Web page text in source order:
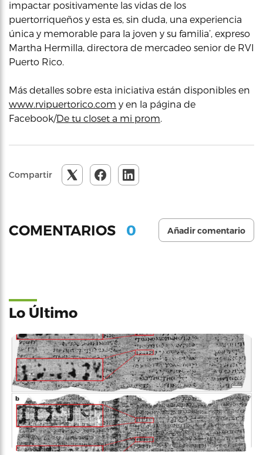
impactar positivamente las vidas de los
puertorriqueños y esta es, sin duda, una experiencia
única y memorable para la joven y su familia’, expreso
Martha Hermilla, directora de mercadeo senior de RVI
Puerto Rico.
Más detalles sobre esta iniciativa están disponibles en
www.rvipuertorico.com y en la página de
Facebook/De tu closet a mi prom.
Compartir
COMENTARIOS 0 Añadir comentario
Lo Último